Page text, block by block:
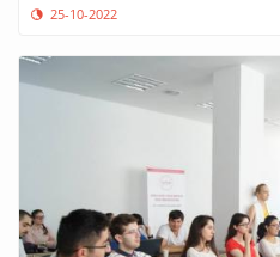
25-10-2022